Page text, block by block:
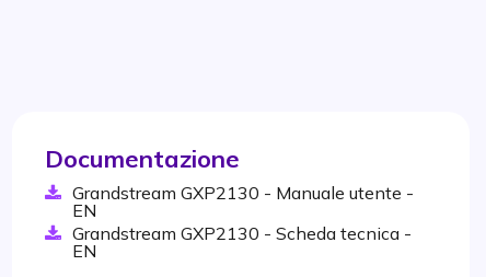
Documentazione
Grandstream GXP2130 - Manuale utente -
EN
Grandstream GXP2130 - Scheda tecnica -
EN